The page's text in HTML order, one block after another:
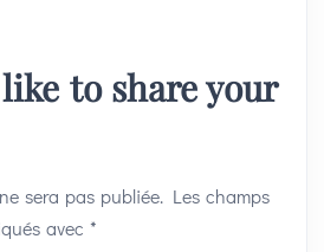
to share your
sera pas publiée. Les champs
avec *